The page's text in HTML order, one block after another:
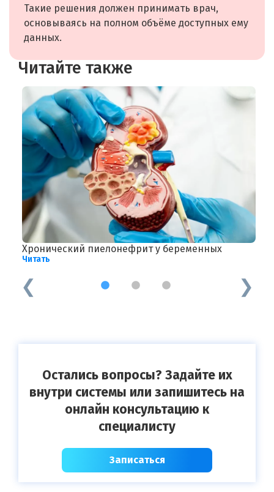
Такие решения должен принимать врач,
основываясь на полном объёме доступных ему
данных.
Читайте также
Хронический пиелонефрит у беременных
Читать
1 2 3
Остались вопросы? Задайте их
внутри системы или запишитесь на
онлайн консультацию к
специалисту
Записаться